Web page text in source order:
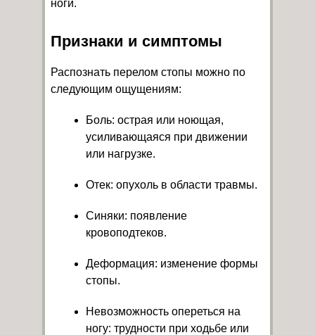
ноги.
Признаки и симптомы
Распознать перелом стопы можно по
следующим ощущениям:
Боль: острая или ноющая,
усиливающаяся при движении
или нагрузке.
Отек: опухоль в области травмы.
Синяки: появление
кровоподтеков.
Деформация: изменение формы
стопы.
Невозможность опереться на
ногу: трудности при ходьбе или